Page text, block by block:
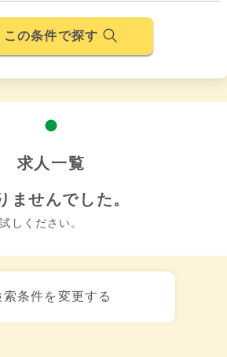
この条件で探す
求人一覧
ませんでした。
しください。
索条件を変更する